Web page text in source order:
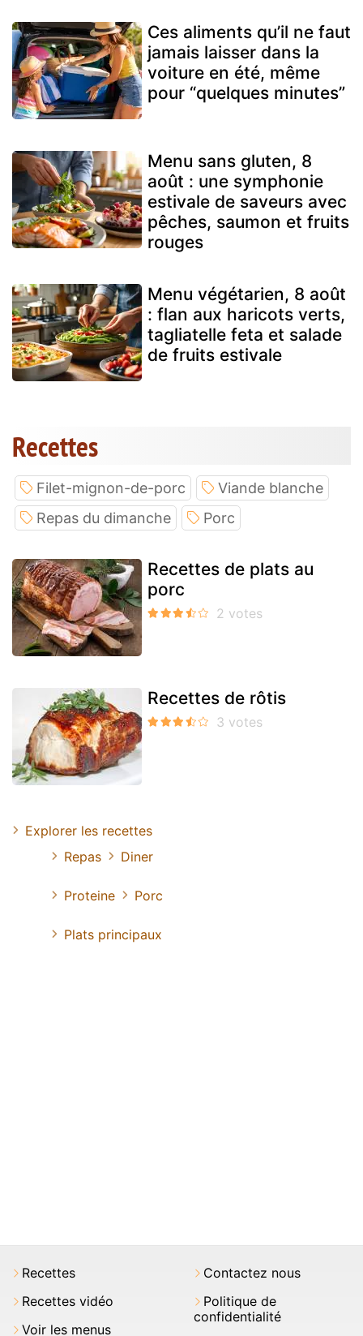
Ces aliments qu’il ne faut
jamais laisser dans la
voiture en été, même
pour “quelques minutes”
Menu sans gluten, 8
août : une symphonie
estivale de saveurs avec
pêches, saumon et fruits
rouges
Menu végétarien, 8 août
: flan aux haricots verts,
tagliatelle feta et salade
de fruits estivale
Recettes
Filet-mignon-de-porc
Viande blanche
Repas du dimanche
Porc
Recettes de plats au
porc
Recettes de rôtis
Explorer les recettes
Repas
Diner
Proteine Porc
Plats principaux
Recettes
Recettes vidéo
Voir les menus
Contactez nous
Politique de
confidentialité